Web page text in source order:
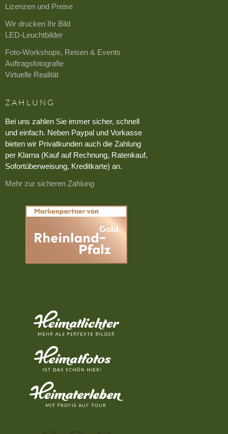
Lizenzen und Preise
Wir drucken Ihr Bild
LED-Leuchtbilder
Foto-Workshops, Reisen & Events
Auftragsfotografie
Virtuelle Realität
ZAHLUNG
Bei uns zahlen Sie immer sicher, schnell
und einfach. Neben Paypal und Vorkasse
bieten wir Privatkunden auch die Zahlung
per Klarna (Kauf auf Rechnung, Ratenkauf,
Sofortüberweisung, Kreditkarte) an.
Mehr zur sicheren Zahlung